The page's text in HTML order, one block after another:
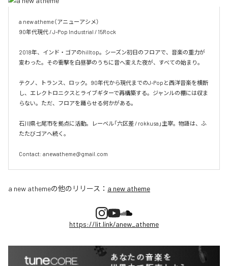
a new atheme（アニューアシメ）
90年代現代 / J-Pop Industrial / 15Rock
2018年、インド・ゴアのhilltop。シーズン初日のフロアで、音楽の重力が
変わった。その衝撃を白昼夢のうちに音へ変えた夜が、すべての始まり。
テクノ、トランス、ロック。90年代から現代までのJ-Popと西洋音楽を横断
し、エレクトロニクスとライブギターで再構築する。ジャンルの棚には収ま
らない。ただ、フロアを踊らせる何かがある。
石川県七尾市を拠点に活動。レーベル「六区差 / rokkusa」主宰。物語は、ふ
たたびゴアへ続く。
Contact: anewatheme@gmail.com
a new athemeの他のリリース： a new atheme
https://lit.link/anew_atheme